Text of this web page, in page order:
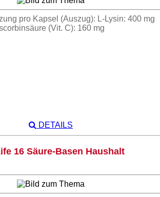
pro Kapsel (Auszug): L-Lysin: 400 mg
(Vit. C): 160 mg
DETAILS
16 Säure-Basen Haushalt